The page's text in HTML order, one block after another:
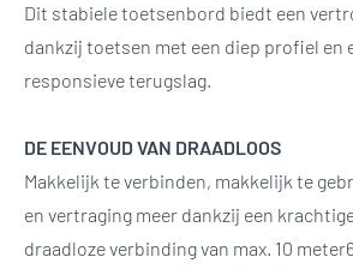
Dit stabiele toetsenbord biedt een
dankzij toetsen met een diep profiel en
responsieve terugslag.
DE EENVOUD VAN DRAADLOOS
Makkelijk te verbinden, makkelijk te
en vertraging meer dankzij een
draadloze verbinding van max. 10